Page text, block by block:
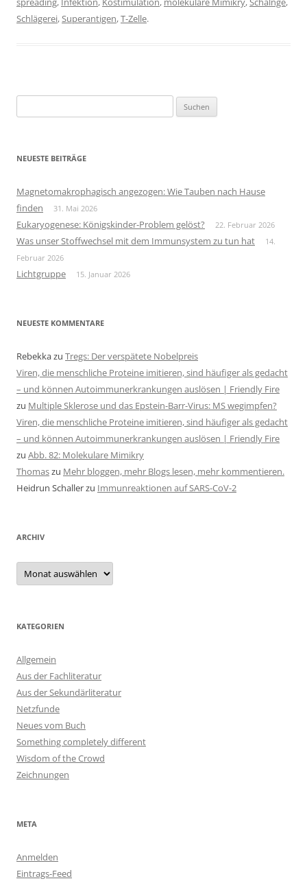
Schlägerei,Superantigen,T-Zelle.
nach:
NEUESTE BEITRÄGE
Magnetomakrophagisch angezogen: Wie Tauben nach Hause
finden
31. Mai 2026
Eukaryogenese: Königskinder-Problem gelöst? 22. Februar 2026
Was unser Stoffwechsel mit dem Immunsystem zu tun hat
14.
Februar 2026
Lichtgruppe 15. Januar 2026
NEUESTE KOMMENTARE
Rebekkazu Tregs: Der verspätete Nobelpreis
Viren, die menschliche Proteine imitieren, sind häufiger als gedacht
– und können Autoimmunerkrankungen auslösen | Friendly Fire
zu Multiple Sklerose und das Epstein-Barr-Virus: MS wegimpfen?
Viren, die menschliche Proteine imitieren, sind häufiger als gedacht
– und können Autoimmunerkrankungen auslösen | Friendly Fire
zu Abb. 82: Molekulare Mimikry
Thomaszu Mehr bloggen, mehr Blogs lesen, mehr kommentieren.
Heidrun Schallerzu Immunreaktionen auf SARS-CoV-2
ARCHIV
Archiv
KATEGORIEN
Allgemein
Aus der Fachliteratur
Aus der Sekundärliteratur
Netzfunde
Neues vom Buch
Something completely different
Wisdom of the Crowd
Zeichnungen
META
Anmelden
Eintrags-Feed